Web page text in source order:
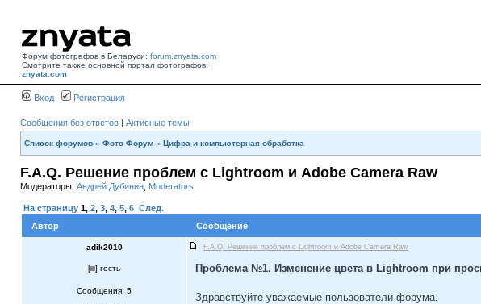
Форум фотографов в Беларуси: forum.znyata.com
Смотрите также основной портал фотографов:
znyata.com
Вход Регистрация
Сообщения без ответов | Активные темы
Список форумов » Фото Форум » Цифра и компьютерная обработка
F.A.Q. Решение проблем c Lightroom и Adobe Camera Raw
Модераторы: Андрей Дубинин Moderators
На страницу 1, 2, 3, 4, 5, 6 След.
Автор
Сообщение
adik2010 F.A.Q. Решение проблем c Lightroom и Adobe Camera Raw
[ ] гость
Сообщения: 5
Проблема №1. Изменение цвета в Lightroom при
Здравствуйте уважаемые пользователи форума.